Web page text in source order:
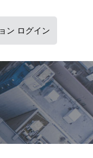
ン ログイン